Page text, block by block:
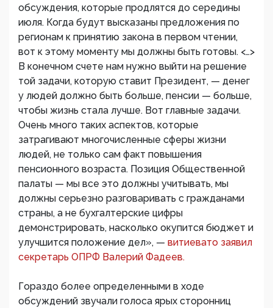
обсуждения, которые продлятся до середины
июля. Когда будут высказаны предложения по
регионам к принятию закона в первом чтении,
вот к этому моменту мы должны быть готовы. <…>
В конечном счете нам нужно выйти на решение
той задачи, которую ставит Президент, — денег
у людей должно быть больше, пенсии — больше,
чтобы жизнь стала лучше. Вот главные задачи.
Очень много таких аспектов, которые
затрагивают многочисленные сферы жизни
людей, не только сам факт повышения
пенсионного возраста. Позиция Общественной
палаты — мы все это должны учитывать, мы
должны серьезно разговаривать с гражданами
страны, а не бухгалтерские цифры
демонстрировать, насколько окупится бюджет и
улучшится положение дел», — витиевато заявил
секретарь ОПРФ Валерий Фадеев.
Гораздо более определенными в ходе
обсуждений звучали голоса ярых сторонниц